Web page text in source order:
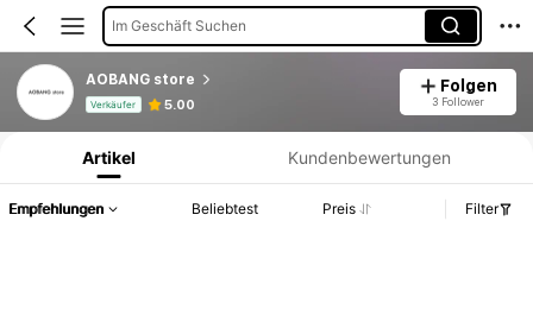
Im Geschäft Suchen
AOBANG store
Verkäufer 5.00
Folgen
3 Follower
Produktinformation: Preisangabe, Verkaufs- und Lagerbestandsdetails.
Artikel Kundenbewertungen
Empfehlungen Beliebtest Preis Filter